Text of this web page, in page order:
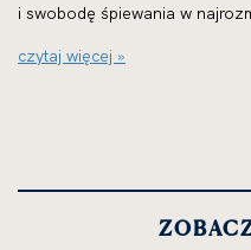
i swo­bo­dę śpie­wa­nia w
czy­taj wię­cej »